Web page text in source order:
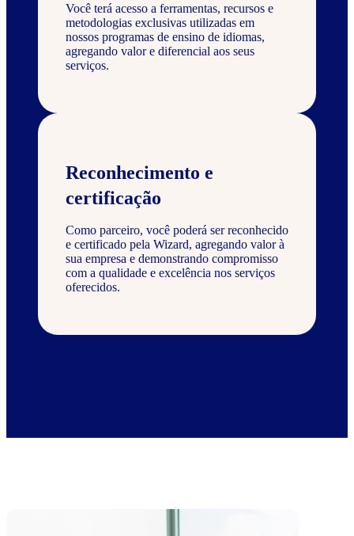
Você terá acesso a ferramentas, recursos e
metodologias exclusivas utilizadas em
nossos programas de ensino de idiomas,
agregando valor e diferencial aos seus
serviços.
Reconhecimento e
certificação
Como parceiro, você poderá ser reconhecido
e certificado pela Wizard, agregando valor à
sua empresa e demonstrando compromisso
com a qualidade e excelência nos serviços
oferecidos.